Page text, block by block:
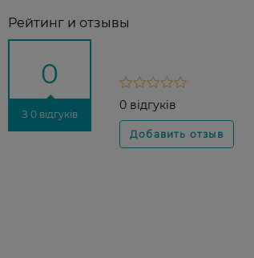
Рейтинг и отзывы
0
З 0 відгуків
0 відгуків